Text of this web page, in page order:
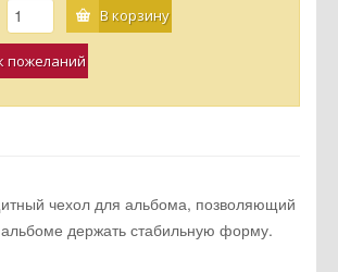
В корзину
пожеланий
чехол для альбома, позволяющий
держать стабильную форму.